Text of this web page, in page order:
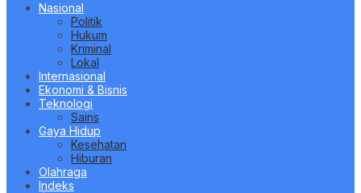
Nasional
Politik
Hukum
Kriminal
Lokal
Internasional
Ekonomi & Bisnis
Teknologi
Sains
Gaya Hidup
Kesehatan
Hiburan
Olahraga
Indeks